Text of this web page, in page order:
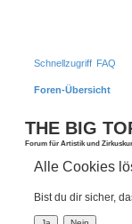
Schnellzugriff FAQ
Foren-Übersicht
THE BIG
Forum für Artistik und
Alle Cookies
Bist du dir sicher,